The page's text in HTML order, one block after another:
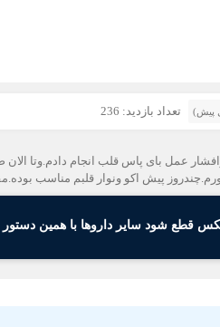
تعداد بازدید: 236
عمل بای پاس قلب انجام دادم.وتا
پیش اکو ونوار قلبم مناسب
قطع شود سایر داروها با همین دستور